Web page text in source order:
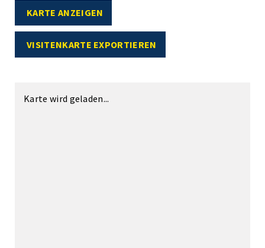
KARTE ANZEIGEN
VISITENKARTE EXPORTIEREN
Karte wird geladen...